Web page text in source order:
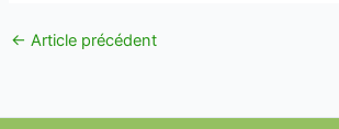
← Article précédent